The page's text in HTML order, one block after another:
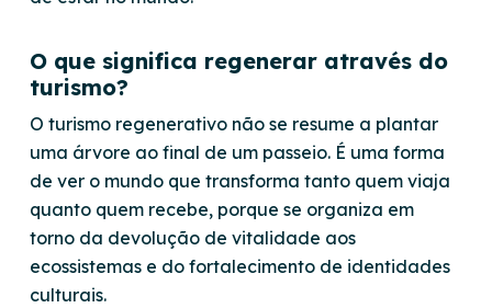
O que significa regenerar através do
turismo?
O turismo regenerativo não se resume a plantar
uma árvore ao final de um passeio. É uma forma
de ver o mundo que transforma tanto quem viaja
quanto quem recebe, porque se organiza em
torno da devolução de vitalidade aos
ecossistemas e do fortalecimento de identidades
culturais.